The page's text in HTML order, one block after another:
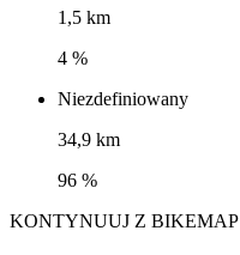
1,5 km
4 %
Niezdefiniowany
34,9 km
96 %
KONTYNUUJ Z BIKEMAP